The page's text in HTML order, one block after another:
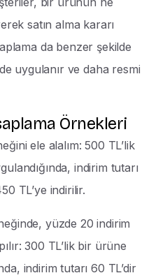
satın alma kararı
da benzer şekilde
uygulanır ve daha resmi
Örnekleri
ele alalım: 500 TL’lik
indirim tutarı
TL’ye indirilir.
yüzde 20 indirim
300 TL’lik bir ürüne
indirim tutarı 60 TL’dir